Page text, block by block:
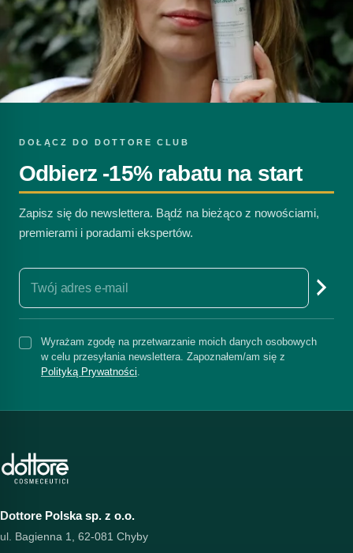
DOŁĄCZ DO DOTTORE CLUB
Odbierz -15% rabatu na start
Zapisz się do newslettera. Bądź na bieżąco z nowościami,
premierami i poradami ekspertów.
Wyrażam zgodę na przetwarzanie moich danych osobowych
w celu przesyłania newslettera. Zapoznałem/am się z
Polityką Prywatności
Dottore Polska sp. z o.o.
ul. Bagienna 1, 62-081 Chyby